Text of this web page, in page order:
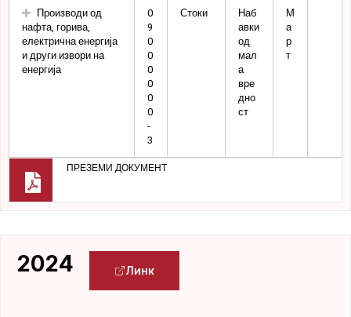
Производи од
нафта, горива,
електрична енергија
и други извори на
енергија
0
9
0
0
0
0
0
0
-
3
Стоки
Наб
авки
од
мал
а
вре
дно
ст
М
а
р
т
ПРЕЗЕМИ ДОКУМЕНТ
2024 Линк